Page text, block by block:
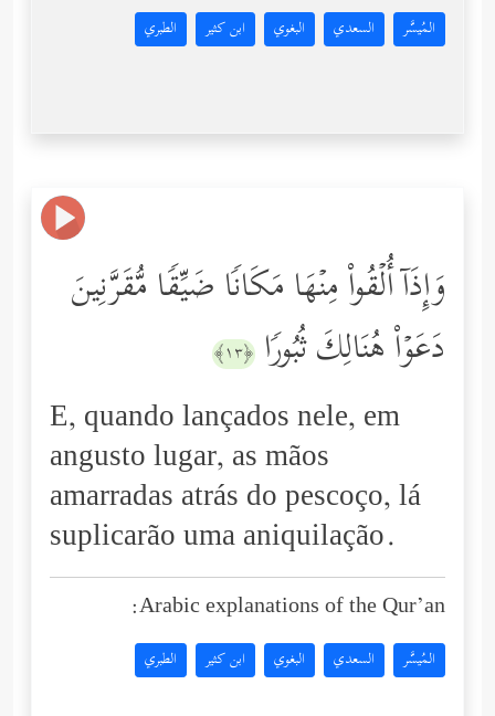
المُيسَّر السعدي البغوي ابن كثير الطبري
وَإِذَاۤ أُلۡقُواْ مِنۡهَا مَكَانࣰا ضَیِّقࣰا مُّقَرَّنِینَ
دَعَوۡاْ هُنَالِكَ ثُبُورࣰا ﴿١٣﴾
E, quando lançados nele, em
angusto lugar, as mãos
amarradas atrás do pescoço, lá
suplicarão uma aniquilação.
Arabic explanations of the Qur’an:
المُيسَّر السعدي البغوي ابن كثير الطبري